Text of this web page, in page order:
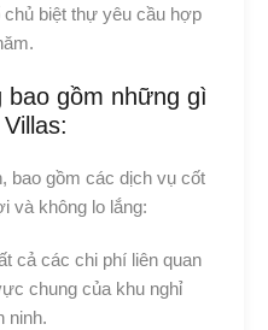
biệt thự yêu cầu hợp
bao gồm những gì
bao gồm các dịch vụ cốt
và không lo lắng:
cả các chi phí liên quan
chung của khu nghỉ
ninh.